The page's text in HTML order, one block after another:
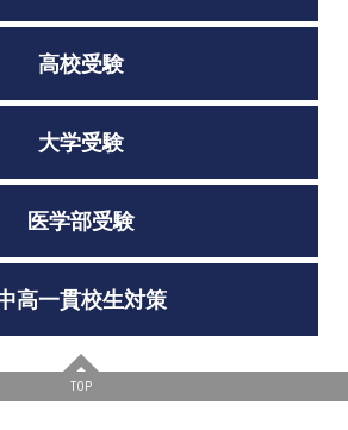
高校受験
大学受験
医学部受験
高一貫校生対策
TOP